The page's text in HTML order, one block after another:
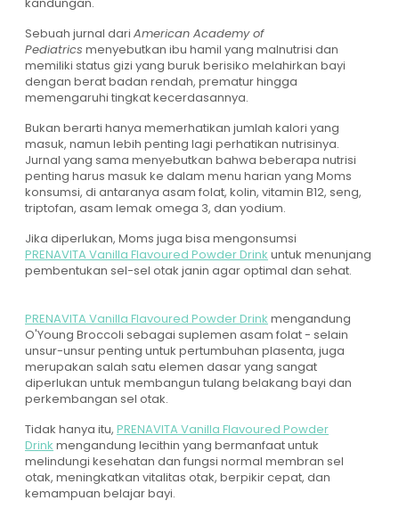
kandungan.
Sebuah jurnal dari American Academy of
Pediatrics menyebutkan ibu hamil yang malnutrisi dan
memiliki status gizi yang buruk berisiko melahirkan bayi
dengan berat badan rendah, prematur hingga
memengaruhi tingkat kecerdasannya.
Bukan berarti hanya memerhatikan jumlah kalori yang
masuk, namun lebih penting lagi perhatikan nutrisinya.
Jurnal yang sama menyebutkan bahwa beberapa nutrisi
penting harus masuk ke dalam menu harian yang Moms
konsumsi, di antaranya asam folat, kolin, vitamin B12, seng,
triptofan, asam lemak omega 3, dan yodium.
Jika diperlukan, Moms juga bisa mengonsumsi
PRENAVITA Vanilla Flavoured Powder Drink untuk menunjang
pembentukan sel-sel otak janin agar optimal dan sehat.
PRENAVITA Vanilla Flavoured Powder Drink mengandung
O'Young Broccoli sebagai suplemen asam folat - selain
unsur-unsur penting untuk pertumbuhan plasenta, juga
merupakan salah satu elemen dasar yang sangat
diperlukan untuk membangun tulang belakang bayi dan
perkembangan sel otak.
Tidak hanya itu, PRENAVITA Vanilla Flavoured Powder
Drink mengandung lecithin yang bermanfaat untuk
melindungi kesehatan dan fungsi normal membran sel
otak, meningkatkan vitalitas otak, berpikir cepat, dan
kemampuan belajar bayi.